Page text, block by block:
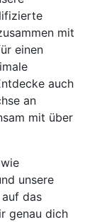
mit
einen
auch
an
mit über
unsere
das
genau dich